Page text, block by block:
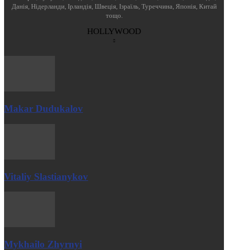
Данія, Нідерланди, Ірландія, Швеція, Ізраїль, Туреччина, Японія, Китай
тощо.
HOLLYWOOD
Makar Dudukalov
Vitaliy Slastianykov
Mykhailo Zhyrnyi